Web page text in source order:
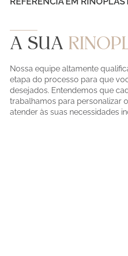
A SUA
Nossa equipe altamente
etapa do processo para que
desejados. Entendemos que
trabalhamos para personalizar
atender às suas necessidades